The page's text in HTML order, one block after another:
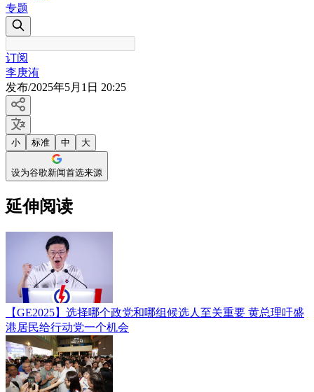
专题
订阅
李庚洧
发布/2025年5月1日 20:25
小 标准 中 大
设为谷歌新闻首选来源
延伸阅读
【GE2025】选择哪个政党和哪组候选人至关重要 黄总理吁盛
港居民给行动党一个机会